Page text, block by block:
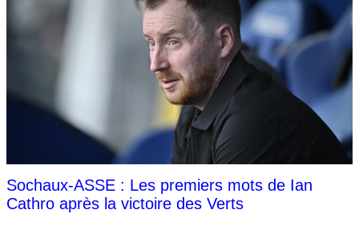
Sochaux-ASSE : Les premiers mots de Ian
Cathro après la victoire des Verts